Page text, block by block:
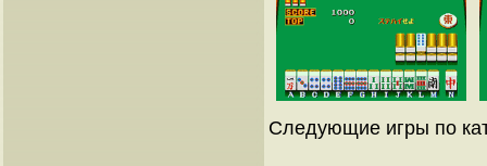
Следующие игры по